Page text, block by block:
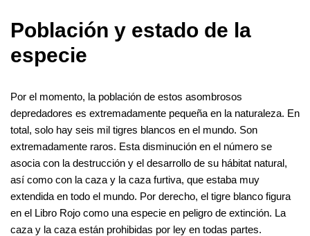
Población y estado de la
especie
Por el momento, la población de estos asombrosos
depredadores es extremadamente pequeña en la naturaleza. En
total, solo hay seis mil tigres blancos en el mundo. Son
extremadamente raros. Esta disminución en el número se
asocia con la destrucción y el desarrollo de su hábitat natural,
así como con la caza y la caza furtiva, que estaba muy
extendida en todo el mundo. Por derecho, el tigre blanco figura
en el Libro Rojo como una especie en peligro de extinción. La
caza y la caza están prohibidas por ley en todas partes.